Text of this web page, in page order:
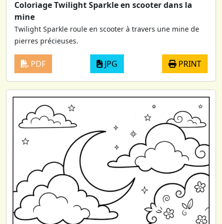
Coloriage Twilight Sparkle en scooter dans la
mine
Twilight Sparkle roule en scooter à travers une mine de
pierres précieuses.
PDF JPG PRINT